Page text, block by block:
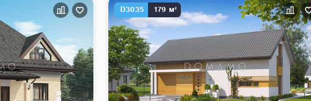
D3035 179 м²